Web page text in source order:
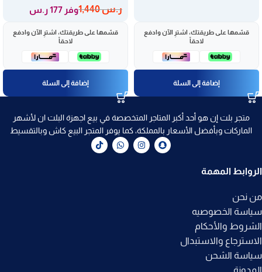
قسّمها على طريقتك، اشترِ الآن وادفع
لاحقاً
إضافة إلى السلة
ر.س1,440 وفر 177 ر.س
قسّمها على طريقتك، اشترِ الآن وادفع
لاحقاً
إضافة إلى السلة
متجر بلت إن هو أحد أكبر المتاجر المتخصصة في بيع اجهزة البلت ان لأشهر
الماركات وبأفضل الأسعار بالمملكة، كما يوفر المتجر البيع كاش وبالتقسيط
الروابط المهمة
من نحن
سياسة الخصوصيه
الشروط والأحكام
الاسترجاع والاستبدال
سياسة الشحن
المدونة